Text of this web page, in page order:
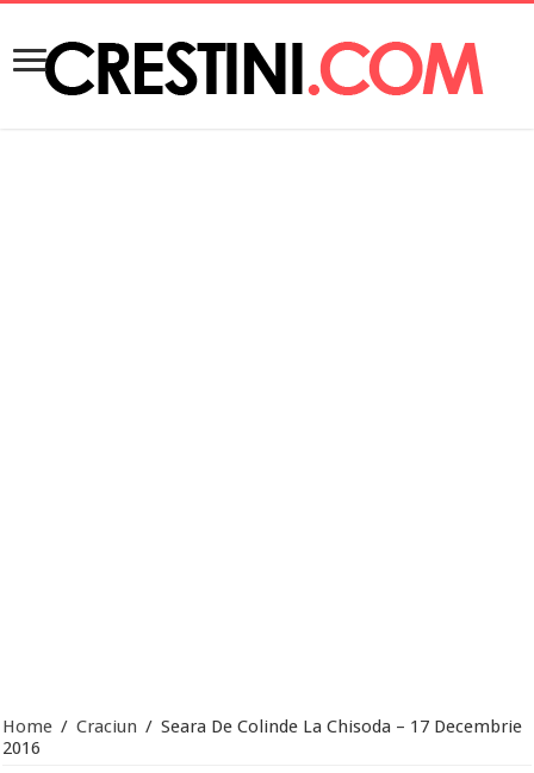
Home / Craciun / Seara De Colinde La Chisoda – 17 Decembrie
2016